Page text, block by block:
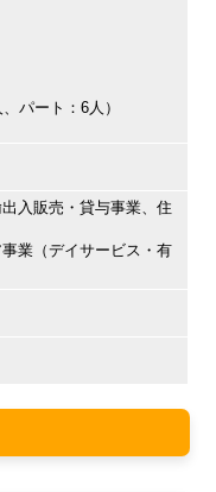
パート：6人）
入販売・貸与事業、住
業（デイサービス・有